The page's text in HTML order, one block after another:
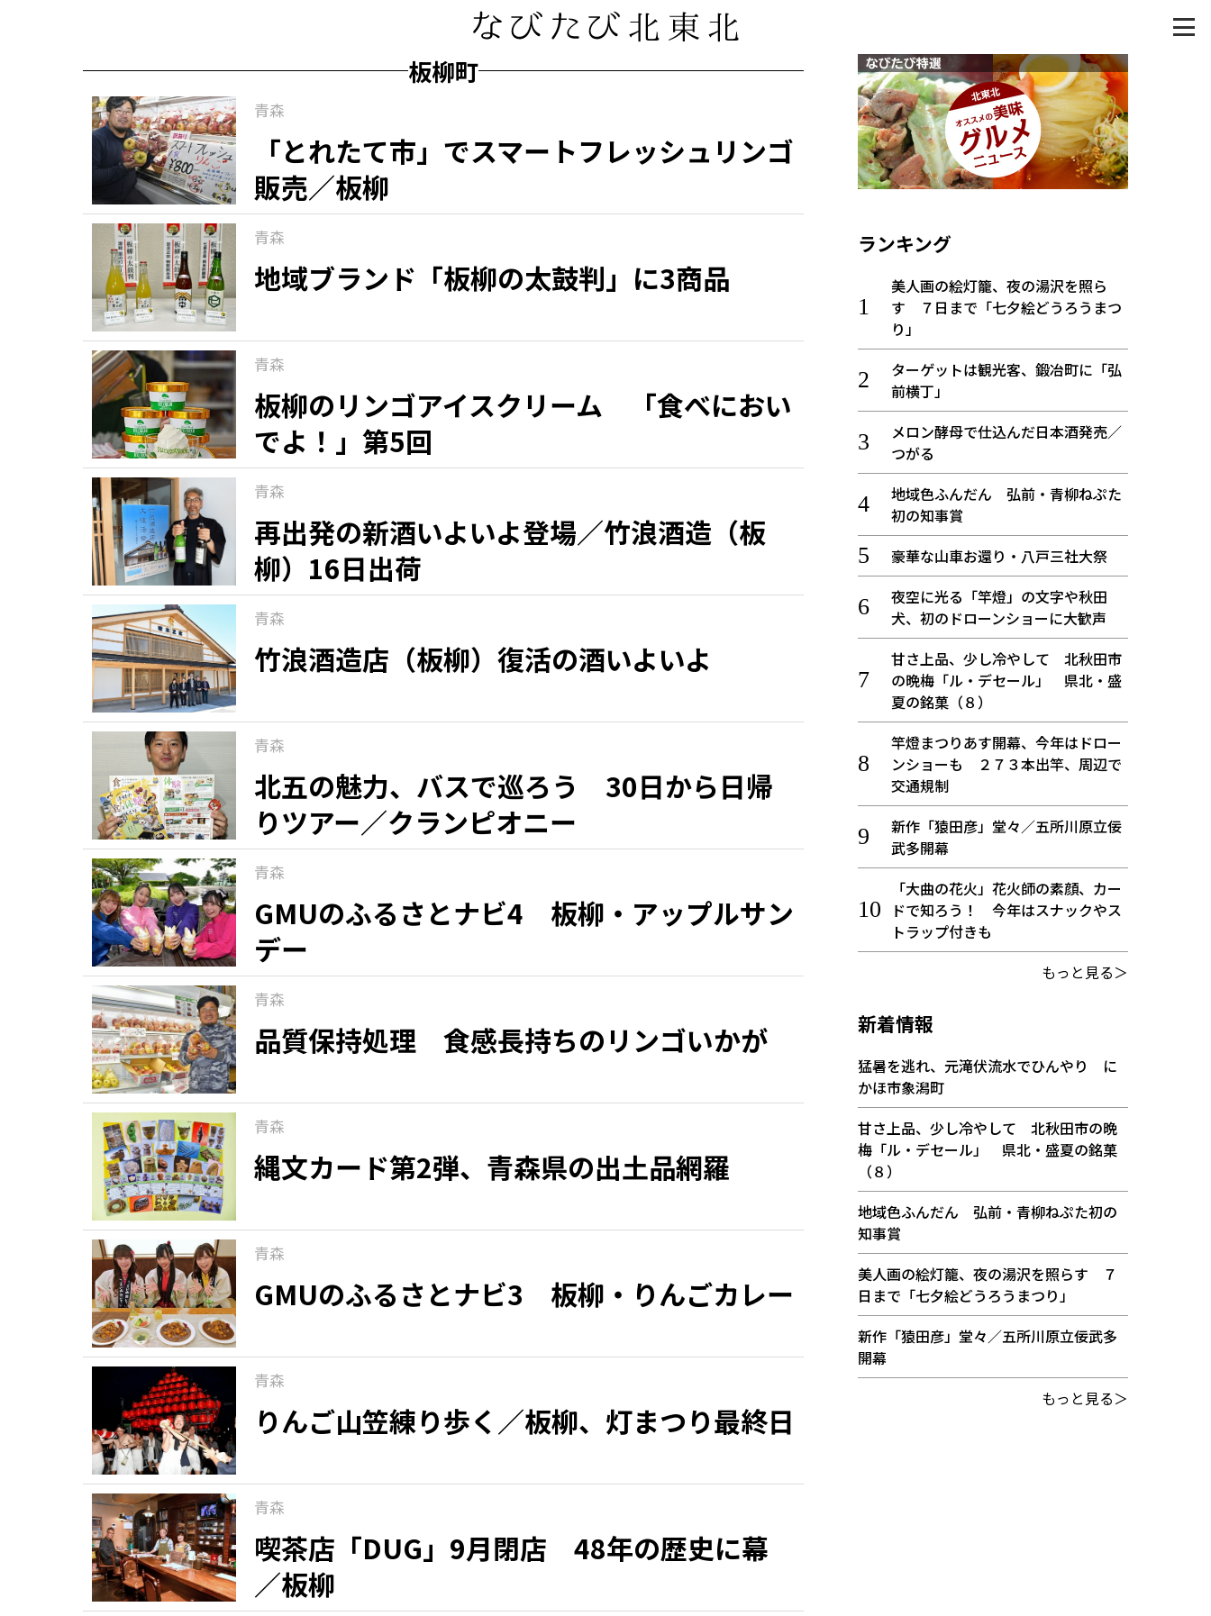
板柳町
青森
「とれたて市」でスマートフレッシュリンゴ
販売／板柳
青森
地域ブランド「板柳の太鼓判」に3商品
青森
板柳のリンゴアイスクリーム 「食べにおい
でよ！」第5回
青森
再出発の新酒いよいよ登場／竹浪酒造（板
柳）16日出荷
青森
竹浪酒造店（板柳）復活の酒いよいよ
青森
北五の魅力、バスで巡ろう 30日から日帰
りツアー／クランピオニー
青森
GMUのふるさとナビ4 板柳・アップルサン
デー
青森
品質保持処理 食感長持ちのリンゴいかが
青森
縄文カード第2弾、青森県の出土品網羅
青森
GMUのふるさとナビ3 板柳・りんごカレー
青森
りんご山笠練り歩く／板柳、灯まつり最終日
青森
喫茶店「DUG」9月閉店 48年の歴史に幕
／板柳
ランキング
美人画の絵灯籠、夜の湯沢を照ら
す ７日まで「七夕絵どうろうまつ
り」
ターゲットは観光客、鍛冶町に「弘
前横丁」
メロン酵母で仕込んだ日本酒発売／
つがる
地域色ふんだん 弘前・青柳ねぷた
初の知事賞
豪華な山車お還り・八戸三社大祭
夜空に光る「竿燈」の文字や秋田
犬、初のドローンショーに大歓声
甘さ上品、少し冷やして 北秋田市
の晩梅「ル・デセール」 県北・盛
夏の銘菓（８）
竿燈まつりあす開幕、今年はドロー
ンショーも ２７３本出竿、周辺で
交通規制
新作「猿田彦」堂々／五所川原立佞
武多開幕
「大曲の花火」花火師の素顔、カー
ドで知ろう！ 今年はスナックやス
トラップ付きも
もっと見る＞
新着情報
猛暑を逃れ、元滝伏流水でひんやり に
かほ市象潟町
甘さ上品、少し冷やして 北秋田市の晩
梅「ル・デセール」 県北・盛夏の銘菓
（８）
地域色ふんだん 弘前・青柳ねぷた初の
知事賞
美人画の絵灯籠、夜の湯沢を照らす ７
日まで「七夕絵どうろうまつり」
新作「猿田彦」堂々／五所川原立佞武多
開幕
もっと見る＞
パワースポット
まつり・イベント
おみやげ・特産
道の駅・産直
アウトドア・レジャー
ご当地グルメ